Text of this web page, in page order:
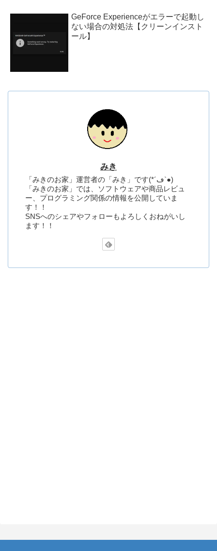
GeForce Experienceがエラーで起動し
ない場合の対処法【クリーンインスト
ール】
みき
「みきのお家」運営者の「みき」です(*´ڡ`●)
「みきのお家」では、ソフトウェアや商品レビュ
ー、プログラミング関係の情報を公開していま
す！！
SNSへのシェアやフォローもよろしくおねがいし
ます！！